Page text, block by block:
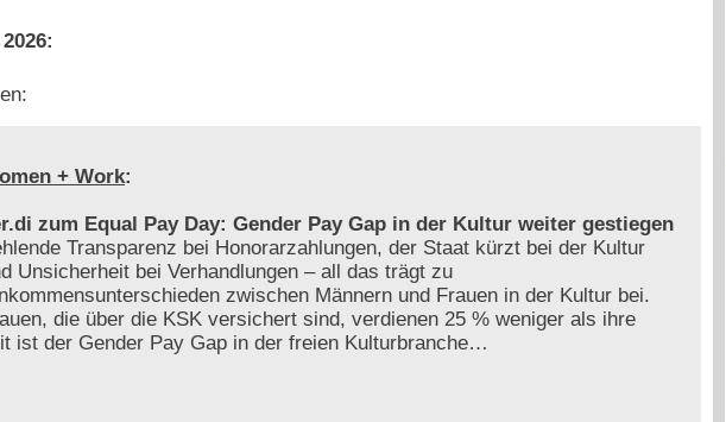
+ Work:
zum Equal Pay Day: Gender Pay Gap in der Kultur weiter gestiegen
Transparenz bei Honorarzahlungen, der Staat kürzt bei der Kultur
Unsicherheit bei Verhandlungen – all das trägt zu
zwischen Männern und Frauen in der Kultur bei.
die über die KSK versichert sind, verdienen 25 % weniger als ihre
ist der Gender Pay Gap in der freien Kulturbranche…